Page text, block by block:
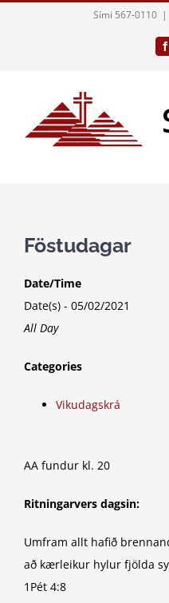
Sími 567-0110 |
Föstudagar
Date/Time
Date(s) - 05/02/2021
All Day
Categories
Vikudagskrá
AA fundur kl. 20
Ritningarvers dagsin:
Umfram allt hafið
að kærleikur hylur fjölda
1Pét 4:8